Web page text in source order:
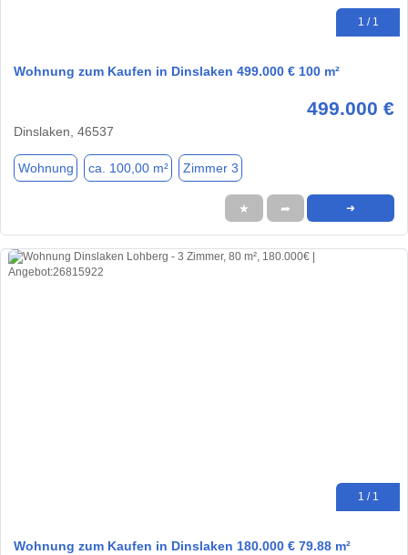
1 / 1
Wohnung zum Kaufen in Dinslaken 499.000 € 100 m²
499.000 €
Dinslaken, 46537
Wohnung ca. 100,00 m² Zimmer 3
★ ➦ ➜
1 / 1
Wohnung zum Kaufen in Dinslaken 180.000 € 79.88 m²